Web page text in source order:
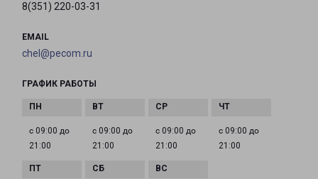
8(351) 220-03-31
EMAIL
chel@pecom.ru
ГРАФИК РАБОТЫ
с 09:00 до
21:00
с 09:00 до
21:00
с 09:00 до
21:00
с 09:00 до
21:00